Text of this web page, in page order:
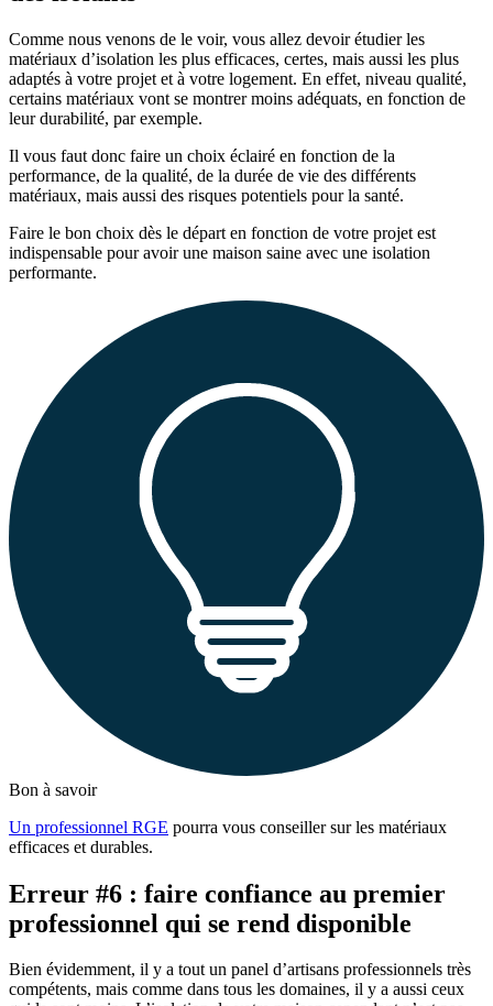
Comme nous venons de le voir, vous allez devoir étudier les
matériaux d’isolation les plus efficaces, certes, mais aussi les plus
adaptés à votre projet et à votre logement. En effet, niveau qualité,
certains matériaux vont se montrer moins adéquats, en fonction de
leur durabilité, par exemple.
Il vous faut donc faire un choix éclairé en fonction de la
performance, de la qualité, de la durée de vie des différents
matériaux, mais aussi des risques potentiels pour la santé.
Faire le bon choix dès le départ en fonction de votre projet est
indispensable pour avoir une maison saine avec une isolation
performante.
Bon à savoir
Un professionnel RGE pourra vous conseiller sur les matériaux
efficaces et durables.
Erreur #6 : faire confiance au premier
professionnel qui se rend disponible
Bien évidemment, il y a tout un panel d’artisans professionnels très
compétents, mais comme dans tous les domaines, il y a aussi ceux